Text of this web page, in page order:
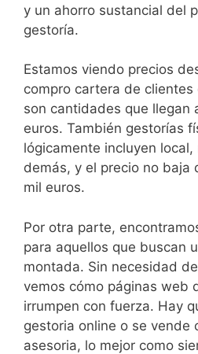
y un ahorro sustancial del
gestoría.
Estamos viendo precios
compro cartera de clientes
son cantidades que llegan
euros. También gestorías
lógicamente incluyen
demás, y el precio no baja
mil euros.
Por otra parte,
para aquellos que buscan
montada. Sin necesidad
vemos cómo páginas web
irrumpen con fuerza. Hay
gestoria online o se vende
asesoria, lo mejor como